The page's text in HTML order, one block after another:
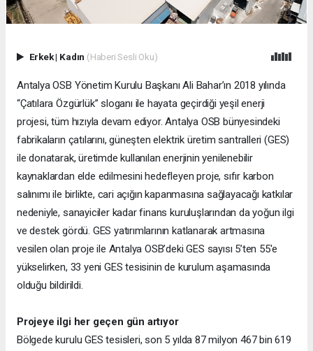
Erkek| Kadın (Haberi Sesli Oku)
Antalya OSB Yönetim Kurulu Başkanı Ali Bahar’ın 2018 yılında
“Çatılara Özgürlük” sloganı ile hayata geçirdiği yeşil enerji
projesi, tüm hızıyla devam ediyor. Antalya OSB bünyesindeki
fabrikaların çatılarını, güneşten elektrik üretim santralleri (GES)
ile donatarak, üretimde kullanılan enerjinin yenilenebilir
kaynaklardan elde edilmesini hedefleyen proje, sıfır karbon
salınımı ile birlikte, cari açığın kapanmasına sağlayacağı katkılar
nedeniyle, sanayiciler kadar finans kuruluşlarından da yoğun ilgi
ve destek gördü. GES yatırımlarının katlanarak artmasına
vesilen olan proje ile Antalya OSB’deki GES sayısı 5’ten 55'e
yükselirken, 33 yeni GES tesisinin de kurulum aşamasında
olduğu bildirildi.
Projeye ilgi her geçen gün artıyor
Bölgede kurulu GES tesisleri, son 5 yılda 87 milyon 467 bin 619